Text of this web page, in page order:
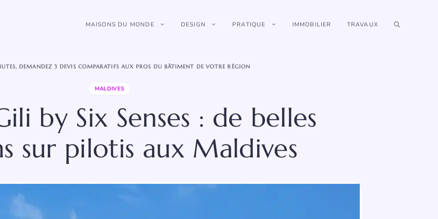
MAISONS DU MONDE DESIGN PRATIQUE IMMOBILIER TRAVAUX
DEMANDEZ 3 DEVIS COMPARATIFS AUX PROS DU BÂTIMENT DE VOTRE RÉGION
MALDIVES
by Six Senses : de belles
sur pilotis aux Maldives